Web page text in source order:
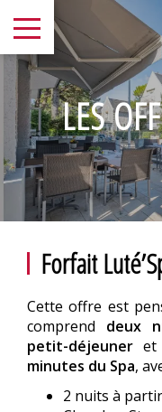
LES
Forfait
Cette offre est
comprend deux
petit-déjeuner
minutes du Spa,
2 nuits à